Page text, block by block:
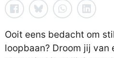
Ooit eens bedacht om
loopbaan? Droom jij van